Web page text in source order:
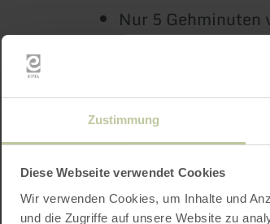
Zustimmung
Diese Webseite verwendet Cookies
Wir verwenden Cookies, um Inhalte und
und die Zugriffe auf unsere Website zu
Nur 5 Gehminuten